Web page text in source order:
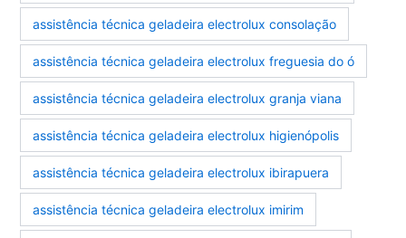
assistência técnica geladeira electrolux consolação
assistência técnica geladeira electrolux freguesia do ó
assistência técnica geladeira electrolux granja viana
assistência técnica geladeira electrolux higienópolis
assistência técnica geladeira electrolux ibirapuera
assistência técnica geladeira electrolux imirim